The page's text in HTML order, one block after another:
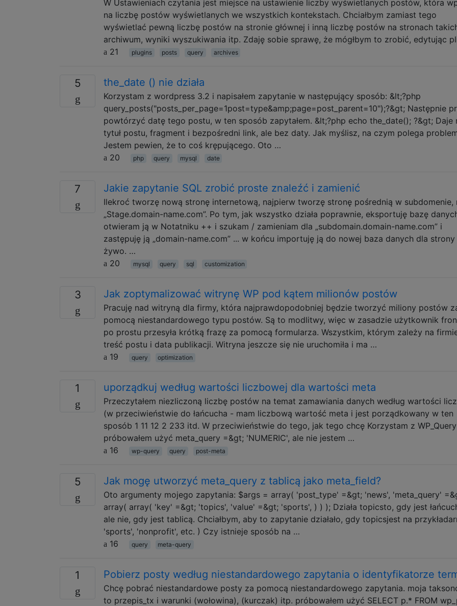
W Ustawieniach czytania jest miejsce na ustawienie liczby wyświetlanych postów, która
na liczbę postów wyświetlanych we wszystkich kontekstach. Chciałbym zamiast tego
wyświetlać pewną liczbę postów na stronie głównej i inną liczbę postów na stronach
archiwum, wyniki wyszukiwania itp. Zdaję sobie sprawę, że mógłbym to zrobić, edytując
21
plugins posts query archives
5 the_date () nie działa
Korzystam z wordpress 3.2 i napisałem zapytanie w następujący sposób: &lt;?php
query_posts("posts_per_page=1post=type&amp;page=post_parent=10");?&gt; Następnie
powtórzyć datę tego postu, w ten sposób zapytałem. &lt;?php echo the_date(); ?&gt; Daje
tytuł postu, fragment i bezpośredni link, ale bez daty. Jak myślisz, na czym polega
Jestem pewien, że to coś krępującego. Oto …
20
php query mysql date
7 Jakie zapytanie SQL zrobić proste znaleźć i zamienić
Ilekroć tworzę nową stronę internetową, najpierw tworzę stronę pośrednią w subdomenie,
„Stage.domain-name.com”. Po tym, jak wszystko działa poprawnie, eksportuję bazę
otwieram ją w Notatniku ++ i szukam / zamieniam dla „subdomain.domain-name.com” i
zastępuję ją „domain-name.com” ... w końcu importuję ją do nowej baza danych dla strony
żywo. …
20
mysql query sql customization
3 Jak zoptymalizować witrynę WP pod kątem milionów postów
Pracuję nad witryną dla firmy, która najprawdopodobniej będzie tworzyć miliony postów
pomocą niestandardowego typu postów. Są to modlitwy, więc w zasadzie użytkownik
po prostu przesyła krótką frazę za pomocą formularza. Wszystkim, którym zależy na
treść postu i data publikacji. Witryna jeszcze się nie uruchomiła i ma …
19
query optimization
1 uporządkuj według wartości liczbowej dla wartości meta
Przeczytałem niezliczoną liczbę postów na temat zamawiania danych według wartości
(w przeciwieństwie do łańcucha - mam liczbową wartość meta i jest porządkowany w ten
sposób 1 11 12 2 233 itd. W przeciwieństwie do tego, jak tego chcę Korzystam z WP_Query
próbowałem użyć meta_query =&gt; 'NUMERIC', ale nie jestem …
16
wp-query query post-meta
5 Jak mogę utworzyć meta_query z tablicą jako meta_field?
Oto argumenty mojego zapytania: $args = array( 'post_type' =&gt; 'news', 'meta_query'
array( array( 'key' =&gt; 'topics', 'value' =&gt; 'sports', ) ) ); Działa topicsto, gdy jest
ale nie, gdy jest tablicą. Chciałbym, aby to zapytanie działało, gdy topicsjest na
'sports', 'nonprofit', etc. ) Czy istnieje sposób na …
16
query meta-query
1 Pobierz posty według niestandardowego zapytania o identyfikatorze
Chcę pobrać niestandardowe posty za pomocą niestandardowego zapytania. moja
to przepis_tx i warunki (wołowina), (kurczak) itp. próbowałem użyć SELECT p.* FROM